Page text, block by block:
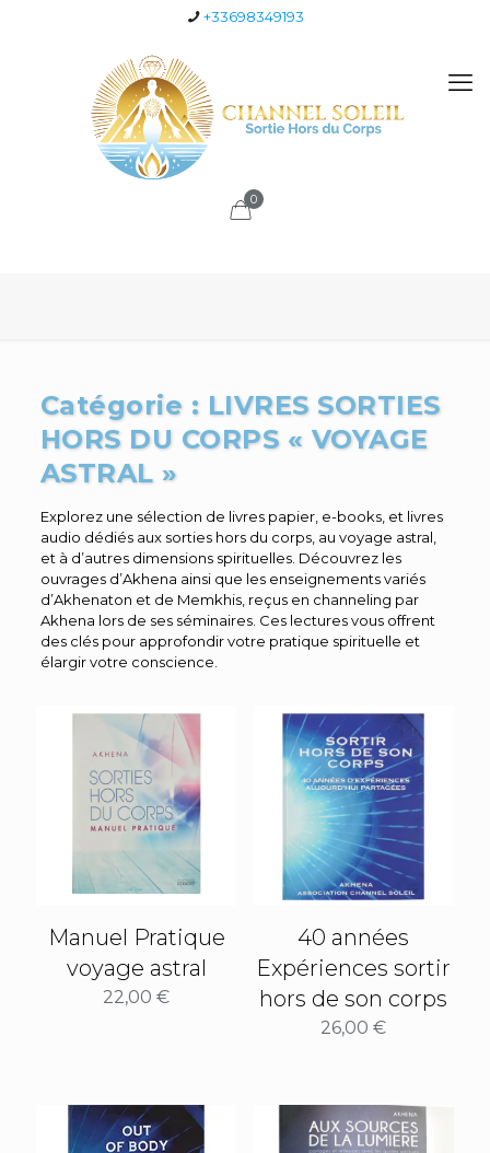
+33698349193
0
Catégorie : LIVRES SORTIES
HORS DU CORPS « VOYAGE
ASTRAL »
Explorez une sélection de livres papier, e-books, et livres
audio dédiés aux sorties hors du corps, au voyage astral,
et à d’autres dimensions spirituelles. Découvrez les
ouvrages d’Akhena ainsi que les enseignements variés
d’Akhenaton et de Memkhis, reçus en channeling par
Akhena lors de ses séminaires. Ces lectures vous offrent
des clés pour approfondir votre pratique spirituelle et
élargir votre conscience.
Manuel Pratique
voyage astral
22,00€
40 années
Expériences sortir
hors de son corps
26,00€